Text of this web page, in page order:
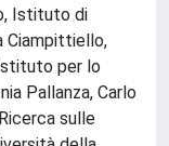
Istituto di
Ciampittiello,
per lo
Pallanza, Carlo
sulle